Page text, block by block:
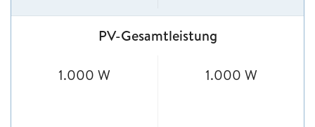
PV-Gesamtleistung
1.000 W 1.000 W